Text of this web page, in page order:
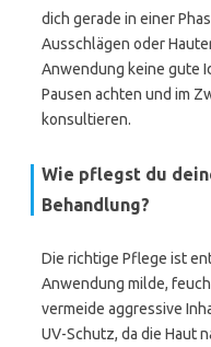
dich gerade in einer
Ausschlägen oder
Anwendung keine gute
Pausen achten und im
konsultieren.
Wie pflegst du
Behandlung?
Die richtige Pflege ist
Anwendung milde,
vermeide aggressive
UV-Schutz, da die Haut